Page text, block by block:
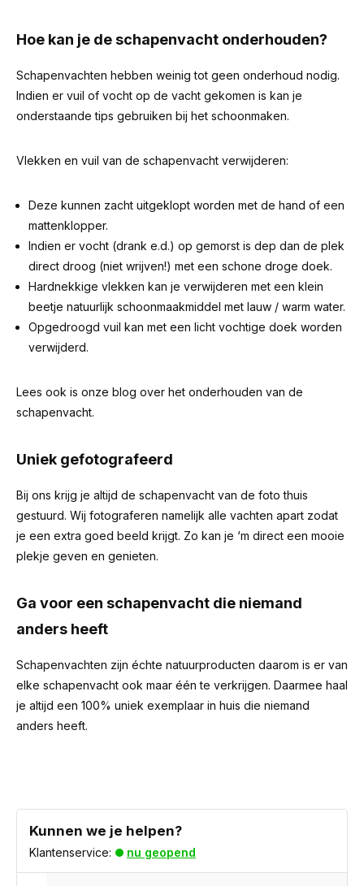
Hoe kan je de schapenvacht onderhouden?
Schapenvachten hebben weinig tot geen onderhoud nodig.
Indien er vuil of vocht op de vacht gekomen is kan je
onderstaande tips gebruiken bij het schoonmaken.
Vlekken en vuil van de schapenvacht verwijderen:
Deze kunnen zacht uitgeklopt worden met de hand of een
mattenklopper.
Indien er vocht (drank e.d.) op gemorst is dep dan de plek
direct droog (niet wrijven!) met een schone droge doek.
Hardnekkige vlekken kan je verwijderen met een klein
beetje natuurlijk schoonmaakmiddel met lauw / warm water.
Opgedroogd vuil kan met een licht vochtige doek worden
verwijderd.
Lees ook is onze blog over het onderhouden van de
schapenvacht.
Uniek gefotografeerd
Bij ons krijg je altijd de schapenvacht van de foto thuis
gestuurd. Wij fotograferen namelijk alle vachten apart zodat
je een extra goed beeld krijgt. Zo kan je ‘m direct een mooie
plekje geven en genieten.
Ga voor een schapenvacht die niemand
anders heeft
Schapenvachten zijn échte natuurproducten daarom is er van
elke schapenvacht ook maar één te verkrijgen. Daarmee haal
je altijd een 100% uniek exemplaar in huis die niemand
anders heeft.
Kunnen we je helpen?
Klantenservice: nu geopend